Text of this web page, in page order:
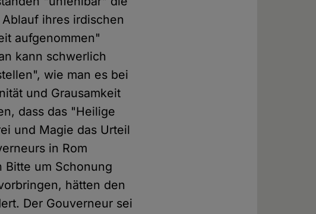
ihres irdischen
aufgenommen"
kann schwerlich
wie man es bei
und Grausamkeit
dass das "Heilige
und Magie das Urteil
in Rom
um Schonung
hätten den
Der Gouverneur sei